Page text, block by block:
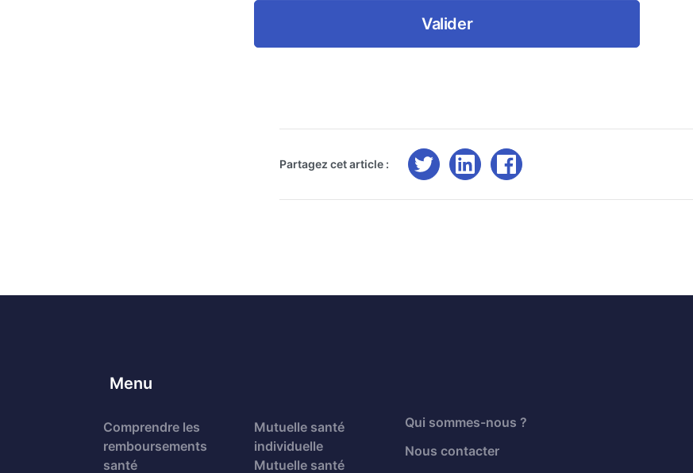
Valider
Partagez cet article :
Menu
Comprendre les
remboursements
santé
Mutuelle santé
individuelle
Mutuelle santé
Qui sommes-nous ?
Nous contacter